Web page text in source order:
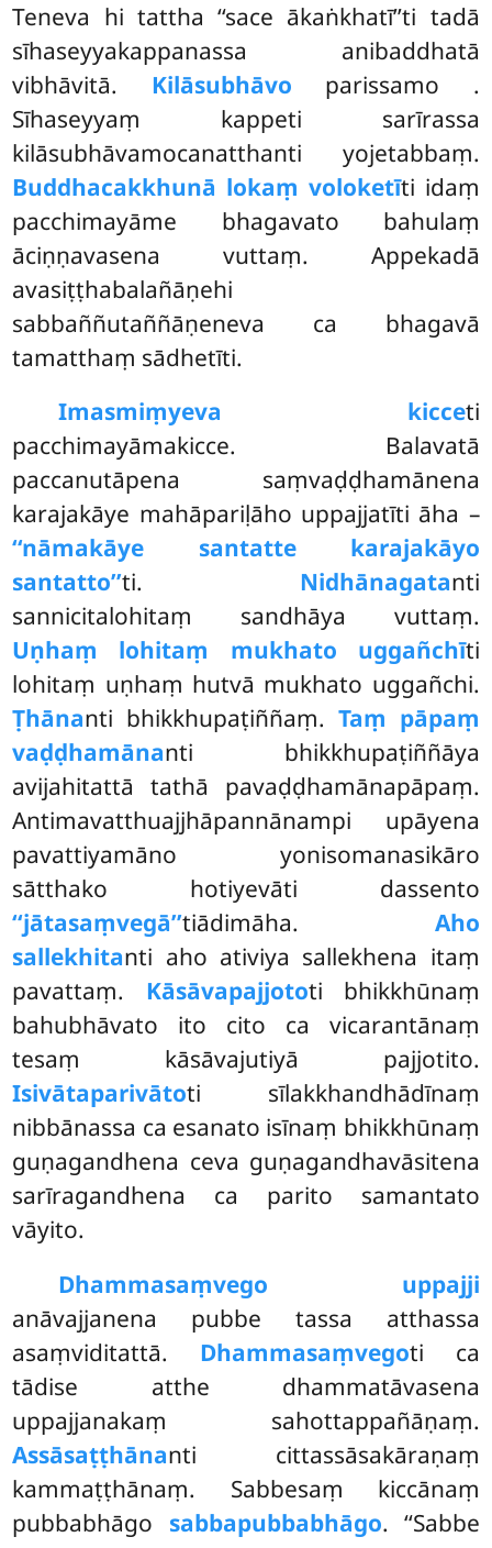
Teneva hi tattha ‘‘sace ākaṅkhatī’’ti tadā
sīhaseyyakappanassa anibaddhatā
vibhāvitā. Kilāsubhāvo parissamo .
Sīhaseyyaṃ kappeti sarīrassa
kilāsubhāvamocanatthanti yojetabbaṃ.
Buddhacakkhunā lokaṃ voloketīti idaṃ
pacchimayāme bhagavato bahulaṃ
āciṇṇavasena vuttaṃ. Appekadā
avasiṭṭhabalañāṇehi
sabbaññutaññāṇeneva ca bhagavā
tamatthaṃ sādhetīti.
Imasmiṃyeva kicceti
pacchimayāmakicce. Balavatā
paccanutāpena saṃvaḍḍhamānena
karajakāye mahāpariḷāho uppajjatīti āha –
‘‘nāmakāye santatte karajakāyo
santatto’’ti. Nidhānagatanti
sannicitalohitaṃ sandhāya vuttaṃ.
Uṇhaṃ lohitaṃ mukhato uggañchīti
lohitaṃ uṇhaṃ hutvā mukhato uggañchi.
Ṭhānanti bhikkhupaṭiññaṃ. Taṃ pāpaṃ
vaḍḍhamānanti bhikkhupaṭiññāya
avijahitattā tathā pavaḍḍhamānapāpaṃ.
Antimavatthuajjhāpannānampi upāyena
pavattiyamāno yonisomanasikāro
sātthako hotiyevāti dassento
‘‘jātasaṃvegā’’tiādimāha. Aho
sallekhitanti aho ativiya sallekhena itaṃ
pavattaṃ. Kāsāvapajjototi bhikkhūnaṃ
bahubhāvato ito cito ca vicarantānaṃ
tesaṃ kāsāvajutiyā pajjotito.
Isivātaparivātoti sīlakkhandhādīnaṃ
nibbānassa ca esanato isīnaṃ bhikkhūnaṃ
guṇagandhena ceva guṇagandhavāsitena
sarīragandhena ca parito samantato
vāyito.
Dhammasaṃvego uppajji
anāvajjanena pubbe tassa atthassa
asaṃviditattā. Dhammasaṃvegoti ca
tādise atthe dhammatāvasena
uppajjanakaṃ sahottappañāṇaṃ.
Assāsaṭṭhānanti cittassāsakāraṇaṃ
kammaṭṭhānaṃ. Sabbesaṃ kiccānaṃ
pubbabhāgo sabbapubbabhāgo. ‘‘Sabbe